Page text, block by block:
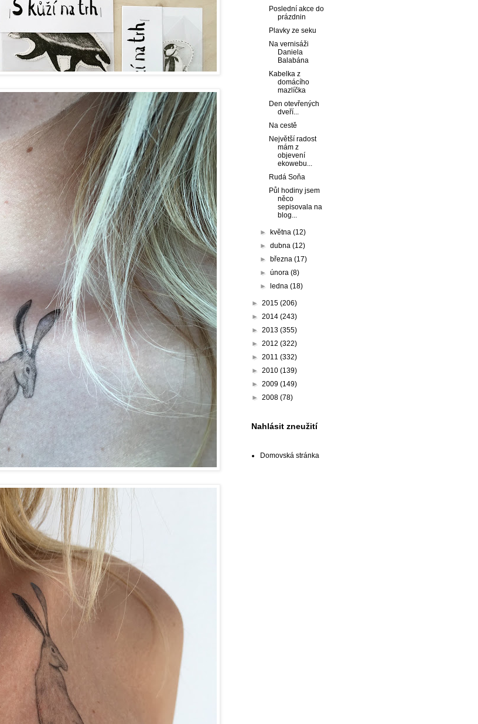
Poslední akce do
prázdnin
Plavky ze seku
Na vernisáži
Daniela
Balabána
Kabelka z
domácího
mazlíčka
Den otevřených
dveří...
Na cestě
Největší radost
mám z
objevení
ekowebu...
Rudá Soňa
Půl hodiny jsem
něco
sepisovala na
blog...
► května(12)
►dubna(12)
► března(17)
►února(8)
►
ledna(18)
► 2015 (206)
► 2014 (243)
► 2013 (355)
► 2012 (322)
► 2011 (332)
► 2010 (139)
► 2009 (149)
► 2008 (78)
Nahlásit zneužití
Domovská stránka